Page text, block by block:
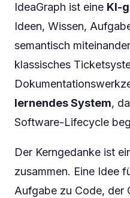
IdeaGraph ist eine KI-
Ideen, Wissen,
semantisch
klassisches
lernendes System,
Software-Lifecycle
Der Kerngedanke ist
zusammen. Eine Idee
Aufgabe zu Code, der